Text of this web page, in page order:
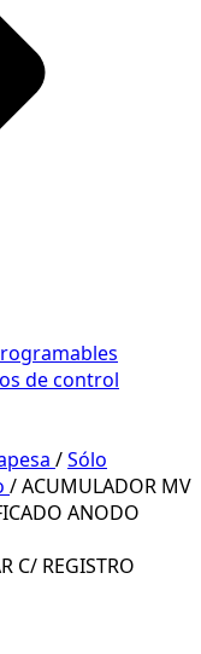
de control
/Sólo
/ACUMULADOR MV
ANODO